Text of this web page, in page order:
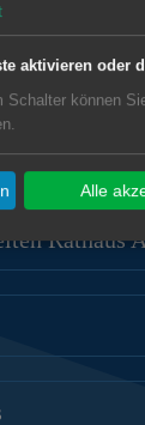
30
Rathaus
aktivieren oder
Schalter können
Alle